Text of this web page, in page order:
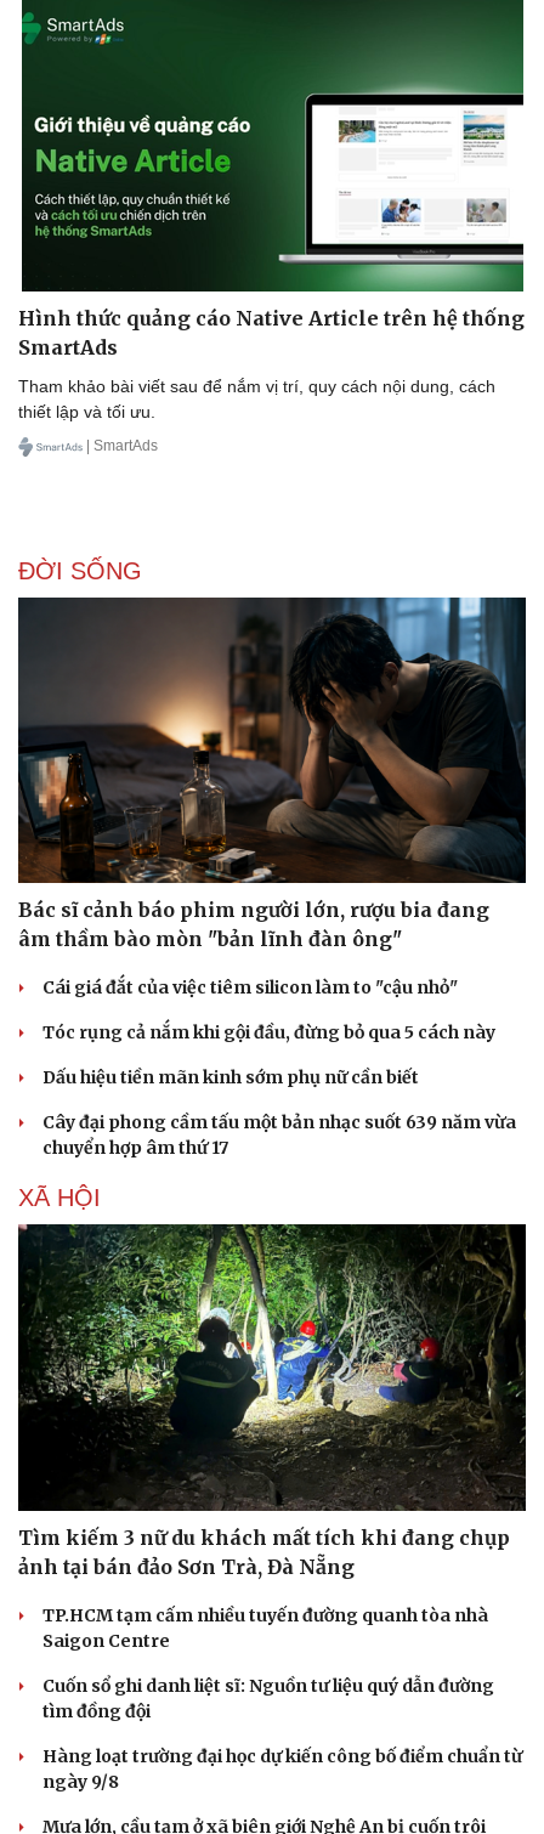
Sức khỏe
Dinh dưỡng - món ngon
Cây thuốc
Sản phụ khoa
Nam khoa
Làm đẹp - giảm cân
Ăn sạch sống khỏe
Đời sống
Nhà đẹp
Blog
Tình yêu - Gia đình
Hình thức quảng cáo Native Article trên hệ thống
SmartAds
Tham khảo bài viết sau để nắm vị trí, quy cách nội dung, cách
thiết lập và tối ưu.
| SmartAds
ĐỜI SỐNG
Bác sĩ cảnh báo phim người lớn, rượu bia đang
âm thầm bào mòn "bản lĩnh đàn ông"
Cái giá đắt của việc tiêm silicon làm to "cậu nhỏ"
Tóc rụng cả nắm khi gội đầu, đừng bỏ qua 5 cách này
Dấu hiệu tiền mãn kinh sớm phụ nữ cần biết
Cây đại phong cầm tấu một bản nhạc suốt 639 năm vừa
chuyển hợp âm thứ 17
XÃ HỘI
Tìm kiếm 3 nữ du khách mất tích khi đang chụp
ảnh tại bán đảo Sơn Trà, Đà Nẵng
TP.HCM tạm cấm nhiều tuyến đường quanh tòa nhà
Saigon Centre
Cuốn sổ ghi danh liệt sĩ: Nguồn tư liệu quý dẫn đường
tìm đồng đội
Hàng loạt trường đại học dự kiến công bố điểm chuẩn từ
ngày 9/8
Mưa lớn, cầu tạm ở xã biên giới Nghệ An bị cuốn trôi